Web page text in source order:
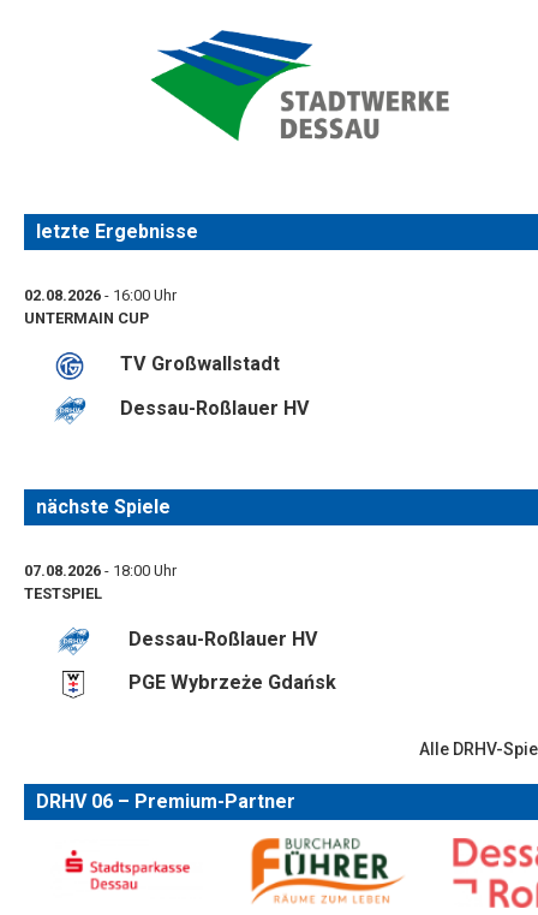
letzte Ergebnisse
02.08.2026 - 16:00 Uhr
UNTERMAIN CUP
TV Großwallstadt
Dessau-Roßlauer HV
nächste Spiele
07.08.2026 - 18:00 Uhr
TESTSPIEL
Dessau-Roßlauer HV
PGE Wybrzeże Gdańsk
Alle DRHV-
DRHV 06 – Premium-Partner